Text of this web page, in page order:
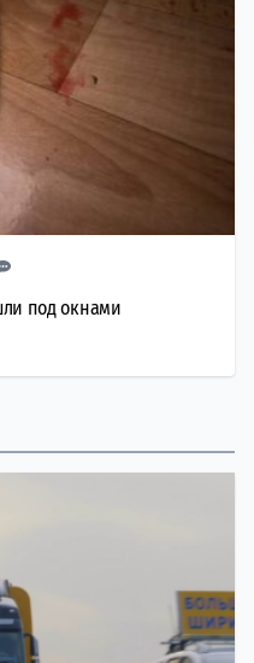
под окнами